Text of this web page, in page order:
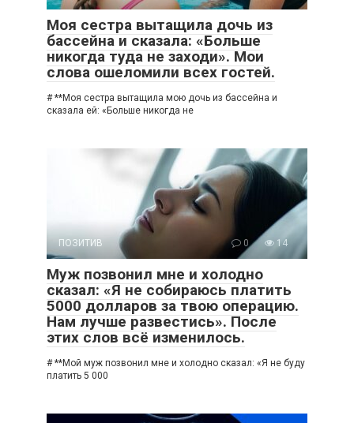
Моя сестра вытащила дочь из
бассейна и сказала: «Больше
никогда туда не заходи». Мои
слова ошеломили всех гостей.
# **Моя сестра вытащила мою дочь из бассейна и
сказала ей: «Больше никогда не
ПОЗИТИВ 0 14
Муж позвонил мне и холодно
сказал: «Я не собираюсь платить
5000 долларов за твою операцию.
Нам лучше развестись». После
этих слов всё изменилось.
# **Мой муж позвонил мне и холодно сказал: «Я не буду
платить 5 000